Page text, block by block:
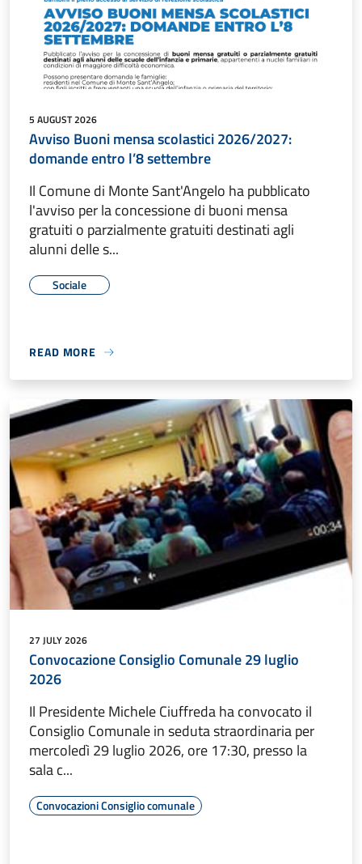
5 AUGUST 2026
Avviso Buoni mensa scolastici 2026/2027:
domande entro l’8 settembre
Il Comune di Monte Sant'Angelo ha pubblicato
l'avviso per la concessione di buoni mensa
gratuiti o parzialmente gratuiti destinati agli
alunni delle s...
Sociale
READ MORE
27 JULY 2026
Convocazione Consiglio Comunale 29 luglio
2026
Il Presidente Michele Ciuffreda ha convocato il
Consiglio Comunale in seduta straordinaria per
mercoledì 29 luglio 2026, ore 17:30, presso la
sala c...
Convocazioni Consiglio comunale